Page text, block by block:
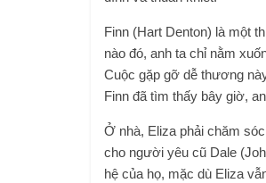
Finn (Hart Denton) là một
nào đó, anh ta chỉ nằm
Cuộc gặp gỡ dễ thương
Finn đã tìm thấy bây giờ,
Ở nhà, Eliza phải chăm
cho người yêu cũ Dale
hệ của họ, mặc dù Eliza